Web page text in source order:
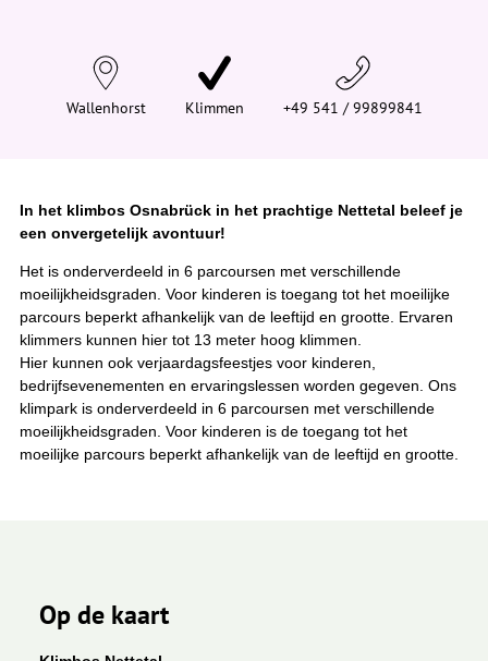
e
Wallenhorst Klimmen +49 541 / 99899841
In het klimbos Osnabrück in het prachtige Nettetal beleef je
een onvergetelijk avontuur!
Het is onderverdeeld in 6 parcoursen met verschillende
moeilijkheidsgraden. Voor kinderen is toegang tot het moeilijke
parcours beperkt afhankelijk van de leeftijd en grootte. Ervaren
klimmers kunnen hier tot 13 meter hoog klimmen.
Hier kunnen ook verjaardagsfeestjes voor kinderen,
bedrijfsevenementen en ervaringslessen worden gegeven. Ons
klimpark is onderverdeeld in 6 parcoursen met verschillende
moeilijkheidsgraden. Voor kinderen is de toegang tot het
moeilijke parcours beperkt afhankelijk van de leeftijd en grootte.
Op de kaart